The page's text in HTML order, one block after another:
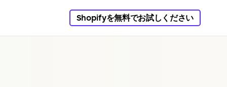
Shopifyを無料でお試しください